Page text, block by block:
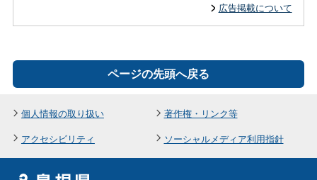
広告掲載について
ページの先頭へ戻る
個人情報の取り扱い
著作権・リンク等
アクセシビリティ
ソーシャルメディア利用指針